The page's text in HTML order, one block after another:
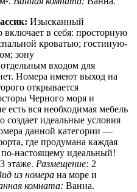
Изысканный
в себя: просторную
кроватью; гостиную-
зону
входом для
Номера имеют выход на
открывается
Черного моря и
есть вся необходимая мебель
создает идеальные условия
данной категории —
где продумана каждая
по-настоящему идеальный!
этаже. Размещение: 2
из номера на море и
комната: Ванна.